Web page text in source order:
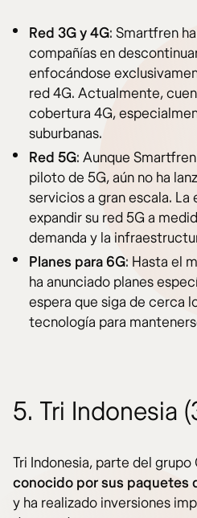
Red 3G y 4G: Smartfren
compañías en
enfocándose
red 4G. Actualmente,
cobertura 4G,
suburbanas.
Red 5G: Aunque
piloto de 5G, aún no ha
servicios a gran escala. La
expandir su red 5G a
demanda y la
Planes para 6G: Hasta el
ha anunciado planes
espera que siga de cerca
tecnología para
5. Tri Indonesia
Tri Indonesia, parte del grupo
conocido por sus paquetes
y ha realizado inversiones